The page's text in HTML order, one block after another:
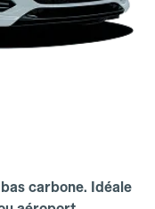
carbone. Idéale